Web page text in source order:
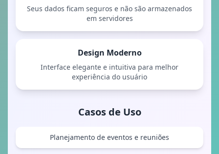
Seus dados ficam seguros e não são armazenados
em servidores
Design Moderno
Interface elegante e intuitiva para melhor
experiência do usuário
Casos de Uso
Planejamento de eventos e reuniões